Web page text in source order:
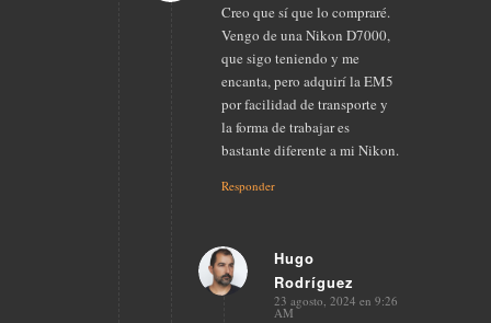
Creo que sí que lo compraré.
Vengo de una Nikon D7000,
que sigo teniendo y me
encanta, pero adquirí la EM5
por facilidad de transporte y
la forma de trabajar es
bastante diferente a mi Nikon.
Responder
Hugo
Rodríguez
Dice:
23 agosto, 2024 en 9:26
AM